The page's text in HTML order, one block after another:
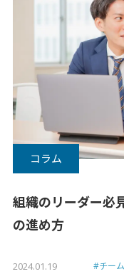
コラム
組織のリーダー必
の進め方
2024.01.19 #チー